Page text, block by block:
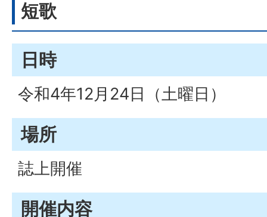
短歌
日時
令和4年12月24日（土曜日）
場所
誌上開催
開催内容